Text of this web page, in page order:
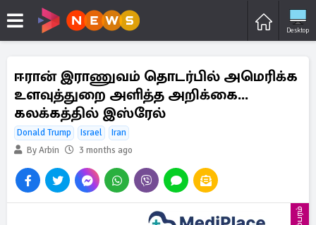
Desktop
ஈரான் இராணுவம் தொடர்பில் அமெரிக்க
உளவுத்துறை அளித்த அறிக்கை...
கலக்கத்தில் இஸ்ரேல்
Donald Trump Israel
Iran
By Arbin
3 months ago